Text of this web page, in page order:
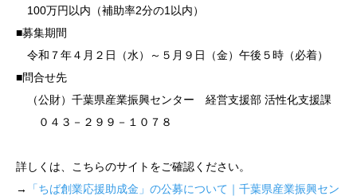
100万円以内（補助率2分の1以内）
■募集期間
令和７年４月２日（水）～５月９日（金）午後５時（必着）
■問合せ先
（公財）千葉県産業振興センター 経営支援部 活性化支援課
０４３－２９９－１０７８
詳しくは、こちらのサイトをご確認ください。
→
「ちば創業応援助成金」の公募について｜千葉県産業振興セン